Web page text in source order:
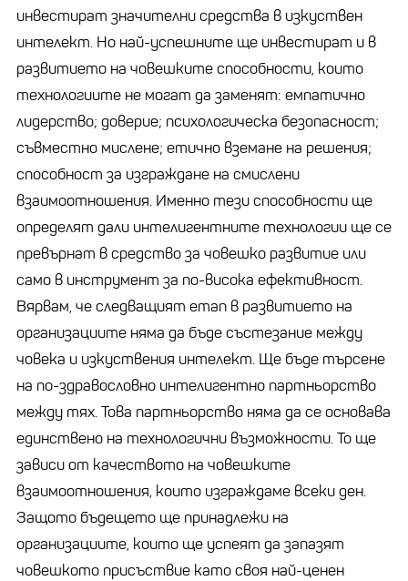
инвестират значителни средства в изкуствен
интелект. Но най-успешните ще инвестират и в
развитието на човешките способности, които
технологиите не могат да заменят: емпатично
лидерство; доверие; психологическа безопасност;
съвместно мислене; етично вземане на решения;
способност за изграждане на смислени
взаимоотношения. Именно тези способности ще
определят дали интелигентните технологии ще се
превърнат в средство за човешко развитие или
само в инструмент за по-висока ефективност.
Вярвам, че следващият етап в развитието на
организациите няма да бъде състезание между
човека и изкуствения интелект. Ще бъде търсене
на по-здравословно интелигентно партньорство
между тях. Това партньорство няма да се основава
единствено на технологични възможности. То ще
зависи от качеството на човешките
взаимоотношения, които изграждаме всеки ден.
Защото бъдещето ще принадлежи на
организациите, които ще успеят да запазят
човешкото присъствие като своя най-ценен